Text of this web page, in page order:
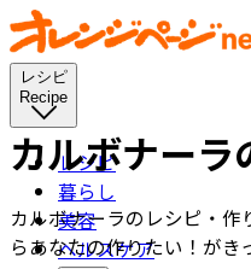
レシピ
Recipe
レシピ
暮らし
美容
ヘルスケア
カルボナー
カルボナーラのレシピ・
らあなたの作りたい！がき